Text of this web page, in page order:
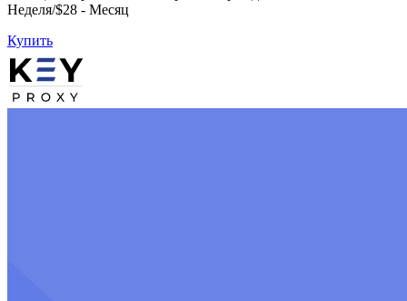
Неделя/$28 - Месяц
Купить